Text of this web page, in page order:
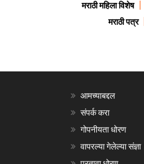
मराठी महिला विशेष
मराठी पत्र
आमच्याबद्दल
संपर्क करा
गोपनीयता धोरण
वापरल्या गेलेल्या संज्ञा